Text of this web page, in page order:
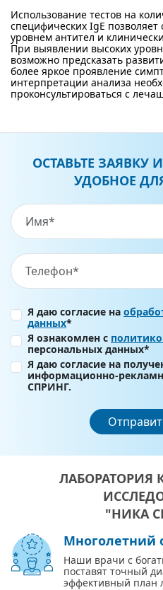
Использование тестов на
специфических IgE
уровнем антител и
При выявлении высоких
возможно предсказать
более яркое проявление
интерпретации анализа
проконсультироваться с
ОСТАВЬТЕ
УДОБНОЕ
Я даю согласие на
данных*
Я ознакомлен с
персональных данных*
Я даю согласие на
информационно-
СПРИНГ.
ЛАБОРАТОРИЯ
"НИКА
Многолетний
Наши врачи с
поставят точный
эффективный план